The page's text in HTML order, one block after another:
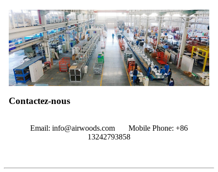
Contactez-nous
Email: info@airwoods.com Mobile Phone: +86
13242793858‬